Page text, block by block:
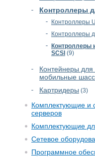
Контроллеры
Контроллеры
Контроллеры
SCSI (9)
Контейнеры для
мобильные
Картридеры (3)
Комплектующие и
серверов
Комплектующие
Сетевое
Программное